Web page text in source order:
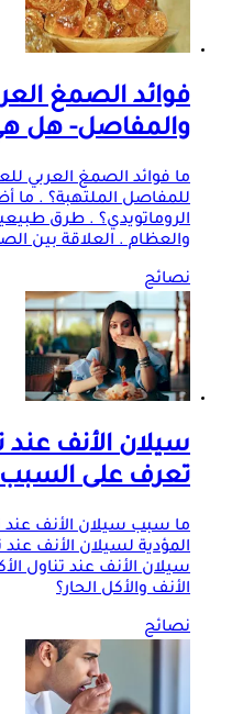
فوائد الصمغ
والمفاصل- هل
ما فوائد الصمغ العربي
للمفاصل الملتهبة؟ . ما
الروماتويدي؟ . طرق
والعظام . العلاقة بين
نصائح
سيلان الأنف عند
تعرف على السبب
ما سبب سيلان الأنف عند
المؤدية لسيلان الأنف عند
سيلان الأنف عند تناول
الأنف والأكل الحار؟
نصائح